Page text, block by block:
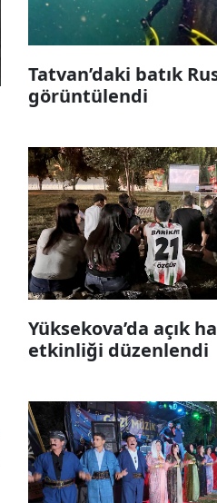
Tatvan’daki batık
görüntülendi
Yüksekova’da açık
etkinliği düzenlendi